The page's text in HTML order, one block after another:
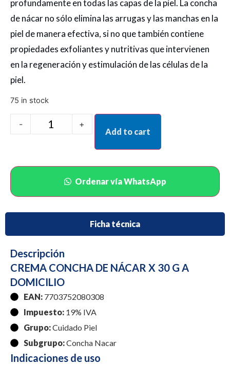
profundamente en todas las capas de la piel. La concha
de nácar no sólo elimina las arrugas y las manchas en la
piel de manera efectiva, si no que también contiene
propiedades exfoliantes y nutritivas que intervienen
en la regeneración y estimulación de las células de la
piel.
75 in stock
- +
Add to cart
Ordenar vía WhatsApp
Ficha técnica
Descripción
CREMA CONCHA DE NÁCAR X 30 G A
DOMICILIO
EAN: 7703752080308
Impuesto: 19% IVA
Grupo:Cuidado Piel
Subgrupo:Concha Nacar
Indicaciones de uso